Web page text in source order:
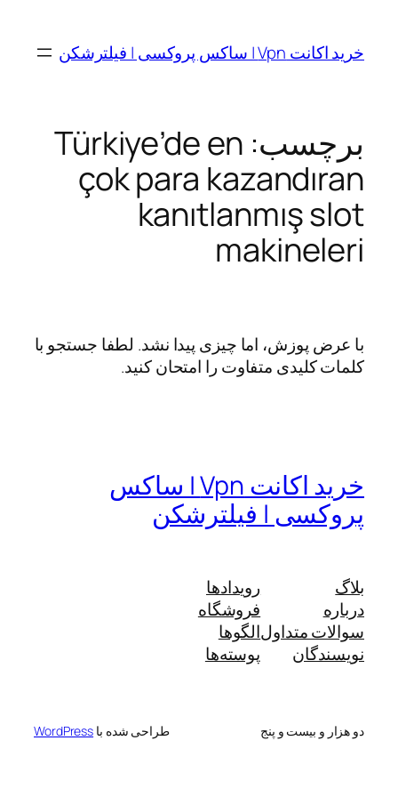
محتواخرید اکانت Vpn | ساکس پروکسی | فیلترشکن
برچسب: Türkiye’de en
çok para kazandıran
kanıtlanmış slot
makineleri
با عرض پوزش، اما چیزی پیدا نشد. لطفا جستجو با
کلمات کلیدی متفاوت را امتحان کنید.
خرید اکانت Vpn | ساکس
پروکسی | فیلترشکن
بلاگ
درباره
سوالات متداول
نویسندگان
رویدادها
فروشگاه
الگوها
پوسته‌ها
دو هزار و بیست و پنج طراحی شده با WordPress